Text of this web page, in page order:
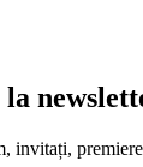
la
invitați,